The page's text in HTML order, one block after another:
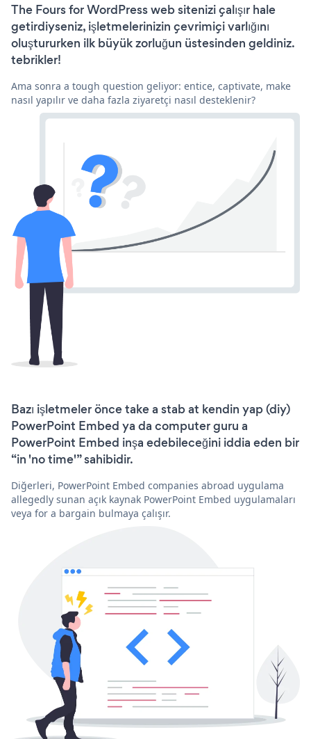
The Fours for WordPress web sitenizi çalışır hale
getirdiyseniz, işletmelerinizin çevrimiçi varlığını
oluştururken ilk büyük zorluğun üstesinden geldiniz.
tebrikler!
Ama sonra a tough question geliyor: entice, captivate, make
nasıl yapılır ve daha fazla ziyaretçi nasıl desteklenir?
Bazı işletmeler önce take a stab at kendin yap (diy)
PowerPoint Embed ya da computer guru a
PowerPoint Embed inşa edebileceğini iddia eden bir
“in 'no time'” sahibidir.
Diğerleri, PowerPoint Embed companies abroad uygulama
allegedly sunan açık kaynak PowerPoint Embed uygulamaları
veya for a bargain bulmaya çalışır.